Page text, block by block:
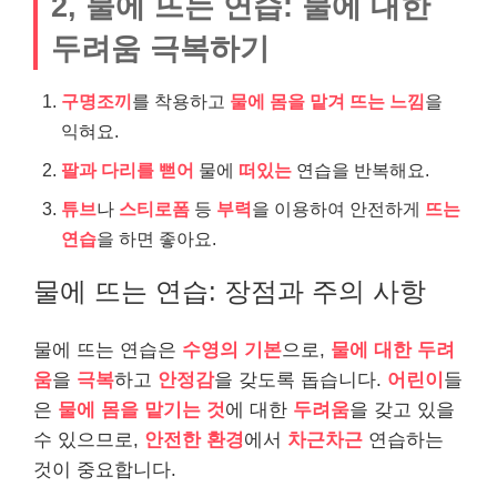
두려움 극복하기
구명조끼를 착용하고 물에 몸을 맡겨 뜨는 느낌을
익혀요.
팔과 다리를 뻗어 물에 떠있는 연습을 반복해요.
튜브나 스티로폼 등 부력을 이용하여 안전하게 뜨는
연습을 하면 좋아요.
물에 뜨는 연습: 장점과 주의 사항
물에 뜨는 연습은 수영의 기본으로, 물에 대한 두려
움을 극복하고 안정감을 갖도록 돕습니다. 어린이 들
은 물에 몸을 맡기는 것에 대한 두려움을 갖고 있을
수 있으므로, 안전한 환경에서 차근차근 연습하는
것이 중요합니다.